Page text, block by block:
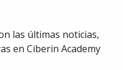
las últimas noticias,
en Ciberin Academy